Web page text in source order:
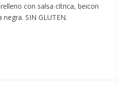
con salsa cítrica, beicon
SIN GLUTEN.